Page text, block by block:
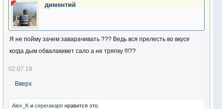
диментий
Я не пойму зачем заварачивать ??? Ведь вся прелесть во вкусе
когда дым обвалакивет сало а не тряпку !!!??
02.07.19
Вверх
Alex_K и серегакарп нравится это.